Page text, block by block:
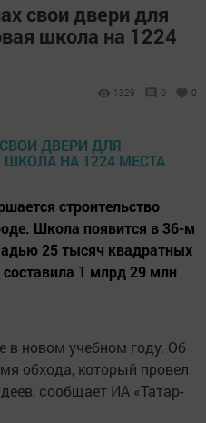
свои двери для
школа на 1224
1329 0 0
строительство
Школа появится в 36-м
25 тысяч квадратных
1 млрд 29 млн
в новом учебном году. Об
обхода, который провел
сообщает ИА «Татар-